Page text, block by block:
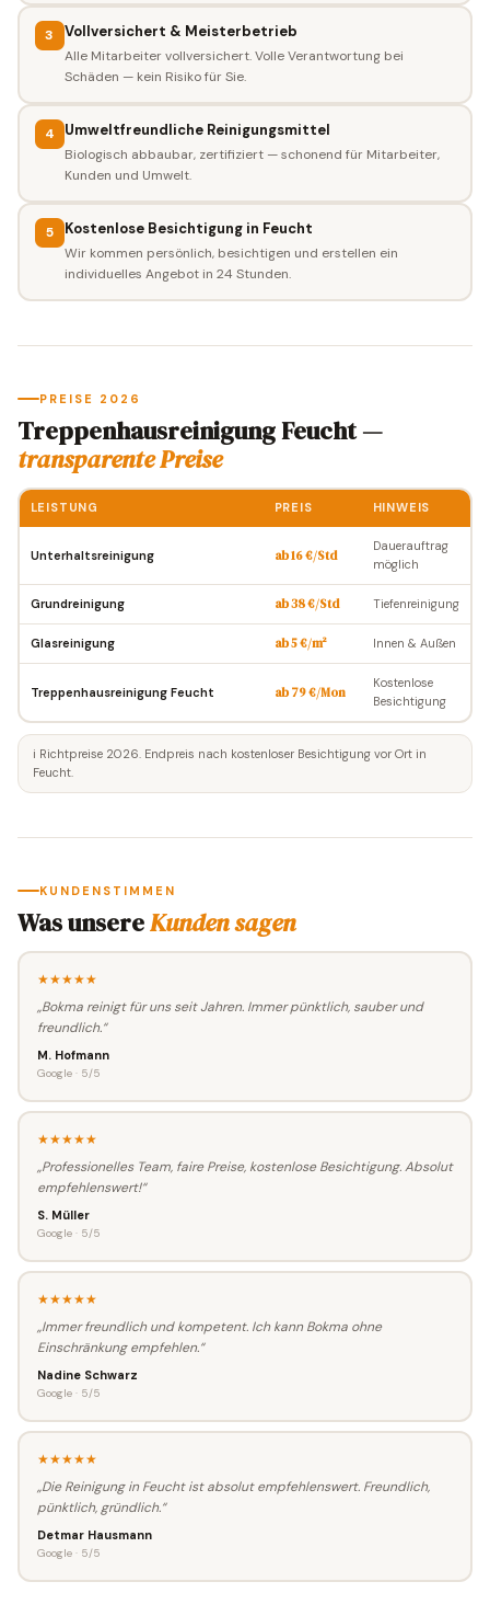
3 Vollversichert & Meisterbetrieb
Alle Mitarbeiter vollversichert. Volle Verantwortung bei
Schäden — kein Risiko für Sie.
4 Umweltfreundliche Reinigungsmittel
Biologisch abbaubar, zertifiziert — schonend für Mitarbeiter,
Kunden und Umwelt.
5 Kostenlose Besichtigung in Feucht
Wir kommen persönlich, besichtigen und erstellen ein
individuelles Angebot in 24 Stunden.
PREISE 2026
Treppenhausreinigung Feucht —
transparente Preise
LEISTUNG PREIS HINWEIS
Unterhaltsreinigung ab 16 €/Std
Dauerauftrag
möglich
Grundreinigung ab 38 €/Std Tiefenreinigung
Glasreinigung ab 5 €/m² Innen & Außen
Treppenhausreinigung Feucht ab 79 €/Mon
Kostenlose
Besichtigung
ℹ️ Richtpreise 2026. Endpreis nach kostenloser Besichtigung vor Ort in
Feucht.
KUNDENSTIMMEN
Was unsereKunden sagen
★★★★★
„Bokma reinigt für uns seit Jahren. Immer pünktlich, sauber und
freundlich.“
M. Hofmann
Google · 5/5
★★★★★
„Professionelles Team, faire Preise, kostenlose Besichtigung. Absolut
empfehlenswert!“
S. Müller
Google · 5/5
★★★★★
„Immer freundlich und kompetent. Ich kann Bokma ohne
Einschränkung empfehlen.“
Nadine Schwarz
Google · 5/5
★★★★★
„Die Reinigung in Feucht ist absolut empfehlenswert. Freundlich,
pünktlich, gründlich.“
Detmar Hausmann
Google · 5/5